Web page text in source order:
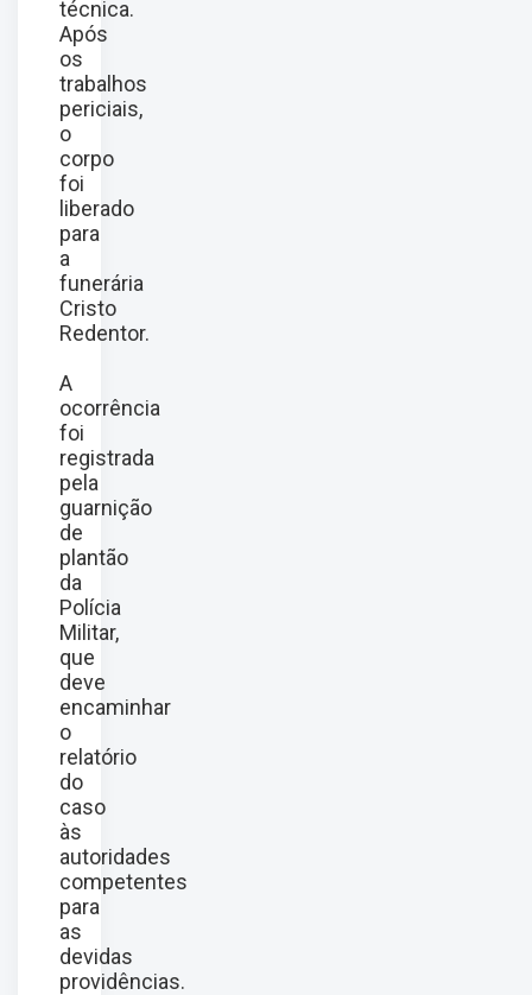
técnica.
Após
os
trabalhos
periciais,
o
corpo
foi
liberado
para
a
funerária
Cristo
Redentor.
A
ocorrência
foi
registrada
pela
guarnição
de
plantão
da
Polícia
Militar,
que
deve
encaminhar
o
relatório
do
caso
às
autoridades
competentes
para
as
devidas
providências.